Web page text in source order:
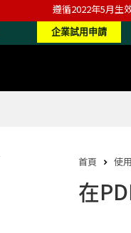
遵循2022年5月生
企業試用申請
首頁 使
在